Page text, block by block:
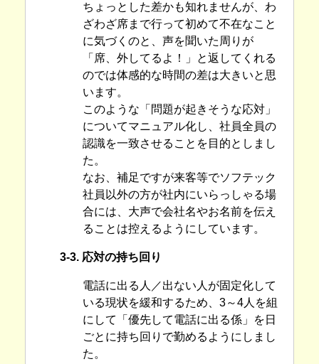
ちょっとした差かも知れませんが、わ
ざわざ席まで行って初めて不在なこと
に気づくのと、声を聞いた周りが
「席、外してるよ！」と返してくれる
のでは体感的な時間の差は大きいと思
います。
このような「問題が起きそうな応対」
についてマニュアル化し、社員全員の
認識を一致させることを目的としまし
た。
なお、補足ですが来客等でソフテック
社員以外の方が社内にいらっしゃる場
合には、大声で会社名やお名前を伝え
ることは控えるようにしています。
3-3. 応対の持ち回り
電話に出る人／出ない人が固定化して
いる現状を緩和するため、3～4人を組
にして「優先して電話に出る係」を日
ごとに持ち回りで勤めるようにしまし
た。